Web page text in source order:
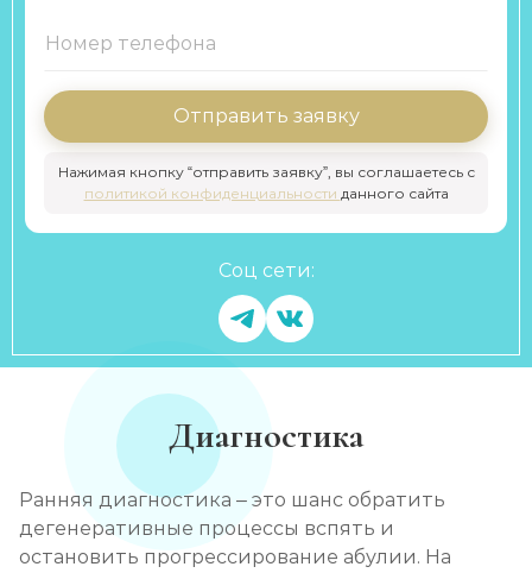
Отправить заявку
Нажимая кнопку “отправить заявку”, вы соглашаетесь с
политикой конфиденциальности данного сайта
Соц сети:
Диагностика
Ранняя диагностика – это шанс обратить
дегенеративные процессы вспять и
остановить прогрессирование абулии. На